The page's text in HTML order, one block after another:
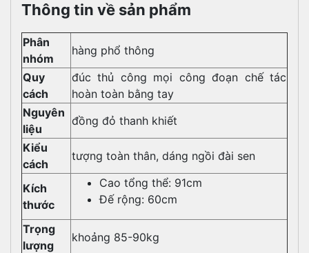
Thông tin về sản phẩm
Phân
nhóm
hàng phổ thông
Quy
cách
đúc thủ công mọi công đoạn chế tác
hoàn toàn bằng tay
Nguyên
liệu
đồng đỏ thanh khiết
Kiểu
cách
tượng toàn thân, dáng ngồi đài sen
Kích
thước
Cao tổng thể: 91cm
Đế rộng: 60cm
Trọng
lượng
khoảng 85-90kg